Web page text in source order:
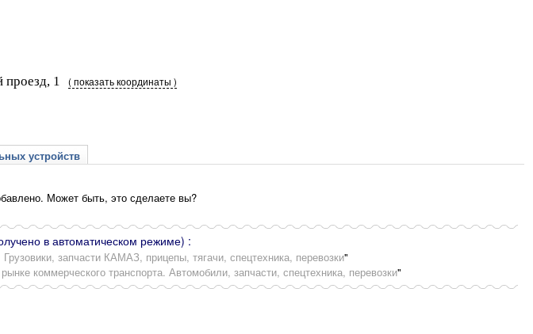
1 ( показать координаты )
устройств
Может быть, это сделаете вы?
в автоматическом режиме) :
запчасти КАМАЗ, прицепы, тягачи, спецтехника, перевозки"
коммерческого транспорта. Автомобили, запчасти, спецтехника, перевозки"